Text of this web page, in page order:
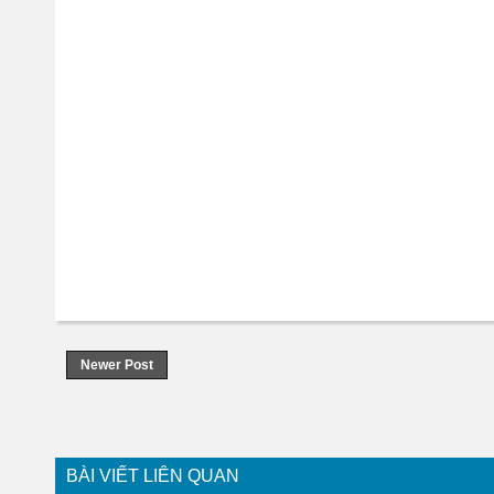
Newer Post
BÀI VIẾT LIÊN QUAN